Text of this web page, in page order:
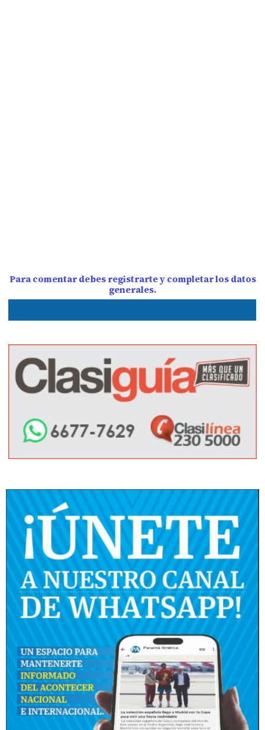
Para comentar debes registrarte y completar los datos
generales.